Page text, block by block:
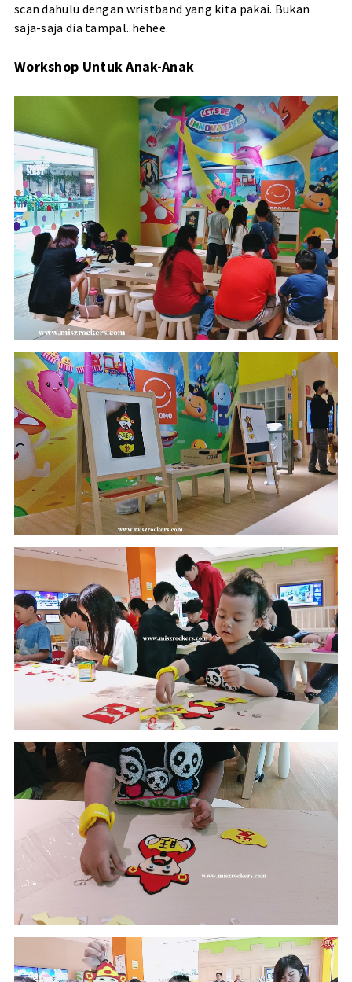
scan dahulu dengan wristband yang kita pakai. Bukan
saja-saja dia tampal..hehee.
Workshop Untuk Anak-Anak